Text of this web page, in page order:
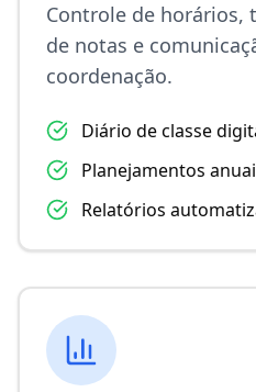
Controle de horários,
de notas e
coordenação.
Diário de classe
Planejamentos
Relatórios